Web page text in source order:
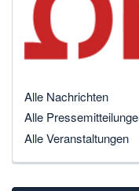
Alle Nachrichten
Alle
Alle Veranstaltungen